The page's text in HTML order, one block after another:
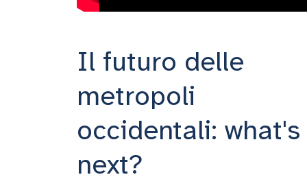
Il futuro delle
metropoli
occidentali: what's
next?